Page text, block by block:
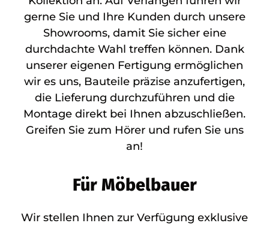
gerne Sie und Ihre Kunden durch unsere
Showrooms, damit Sie sicher eine
durchdachte Wahl treffen können. Dank
unserer eigenen Fertigung ermöglichen
wir es uns, Bauteile präzise anzufertigen,
die Lieferung durchzuführen und die
Montage direkt bei Ihnen abzuschließen.
Greifen Sie zum Hörer und rufen Sie uns
an!
Für Möbelbauer
Wir stellen Ihnen zur Verfügung exklusive